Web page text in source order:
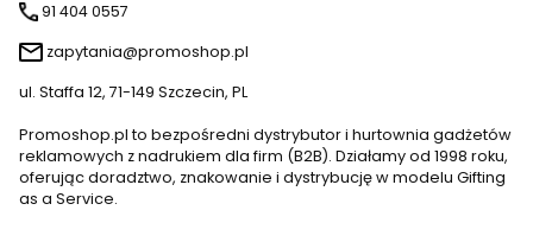
91 404 0557
zapytania@promoshop.pl
ul. Staffa 12, 71-149 Szczecin, PL
Promoshop.pl to bezpośredni dystrybutor i hurtownia gadżetów
reklamowych z nadrukiem dla firm (B2B). Działamy od 1998 roku,
oferując doradztwo, znakowanie i dystrybucję w modelu Gifting
as a Service.